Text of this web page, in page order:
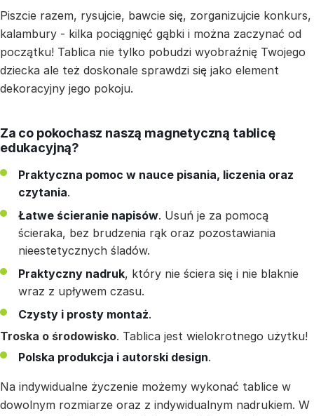
Piszcie razem, rysujcie, bawcie się, zorganizujcie konkurs,
kalambury - kilka pociągnięć gąbki i można zaczynać od
początku! Tablica nie tylko pobudzi wyobraźnię Twojego
dziecka ale też doskonale sprawdzi się jako element
dekoracyjny jego pokoju.
Za co pokochasz naszą magnetyczną tablicę
edukacyjną?
Praktyczna pomoc w nauce pisania, liczenia oraz
czytania.
Łatwe ścieranie napisów. Usuń je za pomocą
ścieraka, bez brudzenia rąk oraz pozostawiania
nieestetycznych śladów.
Praktyczny nadruk, który nie ściera się i nie blaknie
wraz z upływem czasu.
Czysty i prosty montaż.
Troska o środowisko. Tablica jest wielokrotnego użytku!
Polska produkcja i autorski design.
Na indywidualne życzenie możemy wykonać tablice w
dowolnym rozmiarze oraz z indywidualnym nadrukiem. W